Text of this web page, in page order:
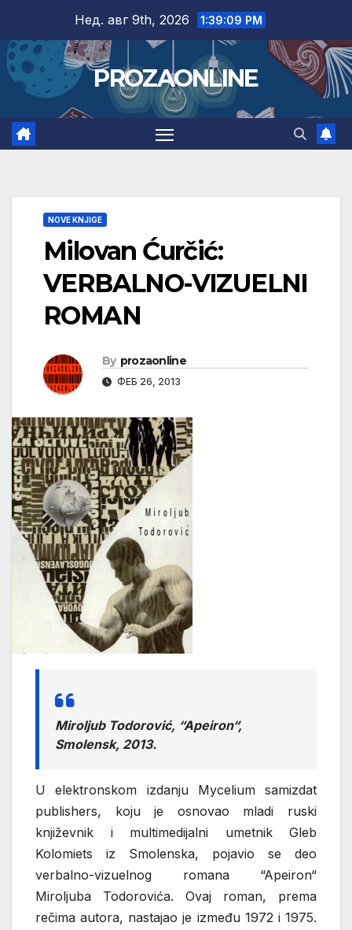
content
Нед. авг 9th, 2026 1:39:10 PM
PROZAONLINE
NOVE KNJIGE
Milovan Ćurčić:
VERBALNO-VIZUELNI
ROMAN
By prozaonline
ФЕБ 26, 2013
Miroljub Todorović, “Apeiron“,
Smolensk, 2013.
U elektronskom izdanju Mycelium samizdat
publishers, koju je osnovao mladi ruski
književnik i multimedijalni umetnik Gleb
Kolomiets iz Smolenska, pojavio se deo
verbalno-vizuelnog romana “Apeiron“
Miroljuba Todorovića. Ovaj roman, prema
rečima autora, nastajao je između 1972 i 1975.